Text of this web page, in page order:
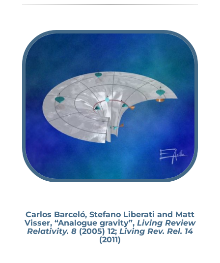
Carlos Barceló, Stefano Liberati and Matt
Visser, “Analogue gravity”, Living Review
Relativity. 8(2005) 12; Living Rev. Rel. 14
(2011)